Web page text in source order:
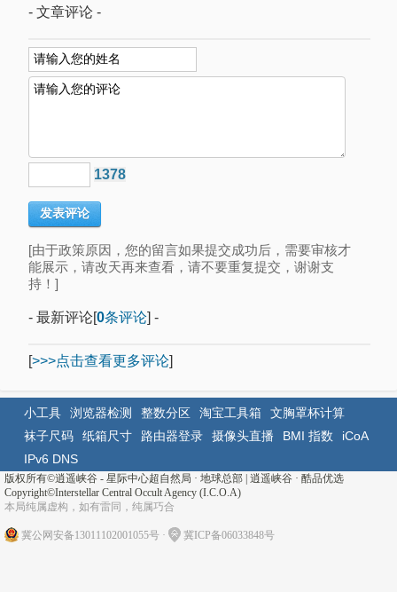
- 文章评论 -
1378
[由于政策原因，您的留言如果提交成功后，需要审核才
能展示，请改天再来查看，请不要重复提交，谢谢支
持！]
- 最新评论[0条评论] -
[>>>点击查看更多评论]
小工具 浏览器检测 整数分区 淘宝工具箱
文胸罩杯计算
袜子尺码
纸箱尺寸 路由器登录 摄像头直播 BMI 指数
iCoA
IPv6 DNS
版权所有©逍遥峡谷 - 星际中心超自然局 · 地球总部 逍遥峡谷 · 酷品优选
Copyright©Interstellar Central Occult Agency (I.C.O.A)
本局纯属虚构，如有雷同，纯属巧合
冀公网安备13011102001055号 · 冀ICP备06033848号